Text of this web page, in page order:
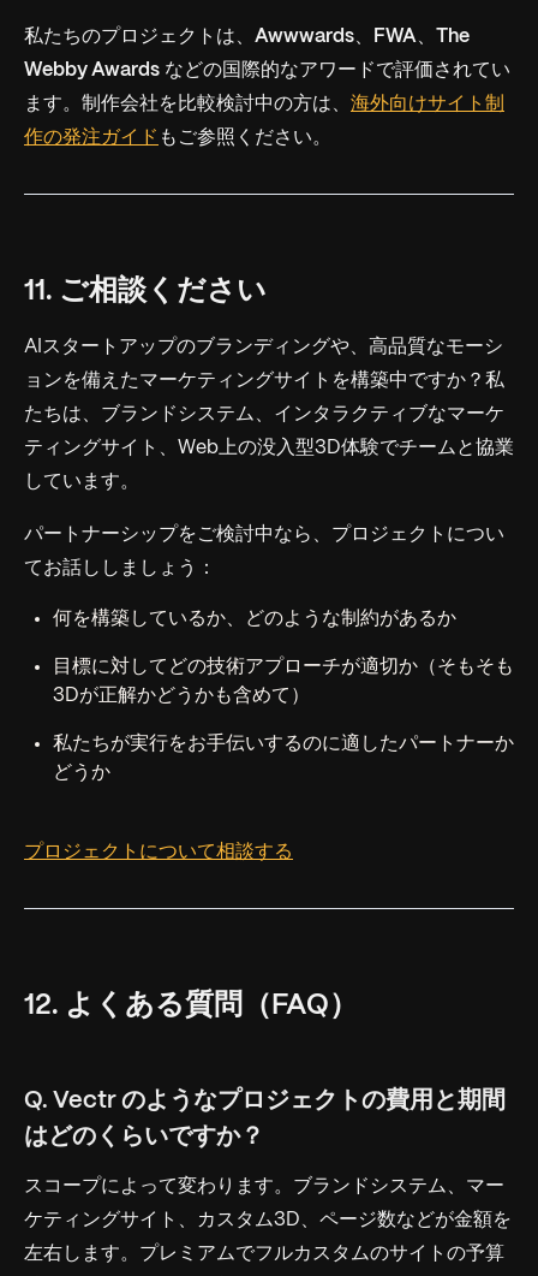
私たちのプロジェクトは、 Awwwards FWA
The
Webby Awards などの国際的なアワードで評価されてい
ます。制作会社を比較検討中の方は、 海外向けサイト制
作の発注ガイド もご参照ください。
11. ご相談ください
AIスタートアップのブランディングや、高品質なモーシ
ョンを備えたマーケティングサイトを構築中ですか？私
たちは、ブランドシステム、インタラクティブなマーケ
ティングサイト、Web上の没入型3D体験でチームと協業
しています。
パートナーシップをご検討中なら、プロジェクトについ
てお話ししましょう：
何を構築しているか、どのような制約があるか
目標に対してどの技術アプローチが適切か（そもそも
3Dが正解かどうかも含めて）
私たちが実行をお手伝いするのに適したパートナーか
どうか
プロジェクトについて相談する
12. よくある質問（FAQ）
Q. Vectr のようなプロジェクトの費用と期間
はどのくらいですか？
スコープによって変わります。ブランドシステム、マー
ケティングサイト、カスタム3D、ページ数などが金額を
左右します。プレミアムでフルカスタムのサイトの予算